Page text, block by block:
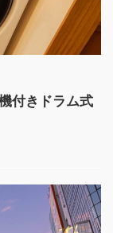
付きドラム式